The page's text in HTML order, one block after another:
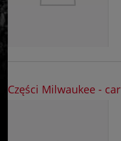
Części Milwaukee -